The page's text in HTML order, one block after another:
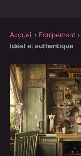
Accueil › Équipement ›
idéal et authentique